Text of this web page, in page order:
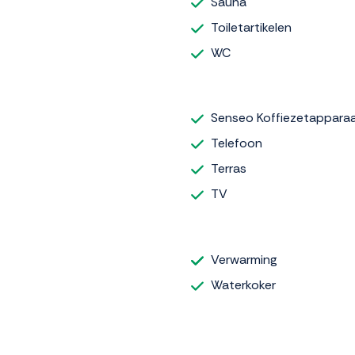
Toiletartikelen
WC
Senseo
Telefoon
Terras
TV
Verwarming
Waterkoker